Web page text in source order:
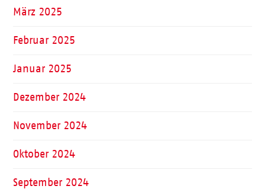
März 2025
Februar 2025
Januar 2025
Dezember 2024
November 2024
Oktober 2024
September 2024